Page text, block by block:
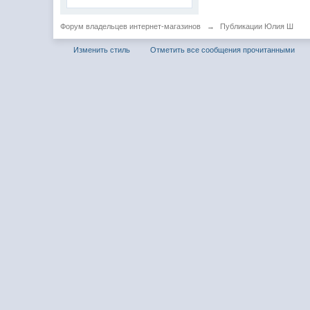
Форум владельцев интернет-магазинов → Публикации Юлия Ш
Изменить стиль Отметить все сообщения прочитанными